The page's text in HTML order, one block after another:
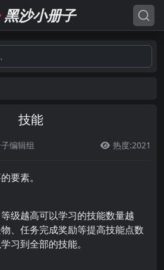
黑沙小册子
技能
编辑组  热度:2021
要素。
级越高可以学习的技能数量越
、任务完成奖励等提高技能点数
习到全部的技能。